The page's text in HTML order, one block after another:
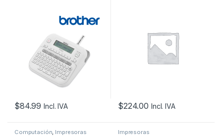
ETIQUETAS
LABELMAKER
CORTE
AUTOMATICO
$84.99 Incl. IVA $224.00 Incl. IVA
Computación Impresoras Impresoras